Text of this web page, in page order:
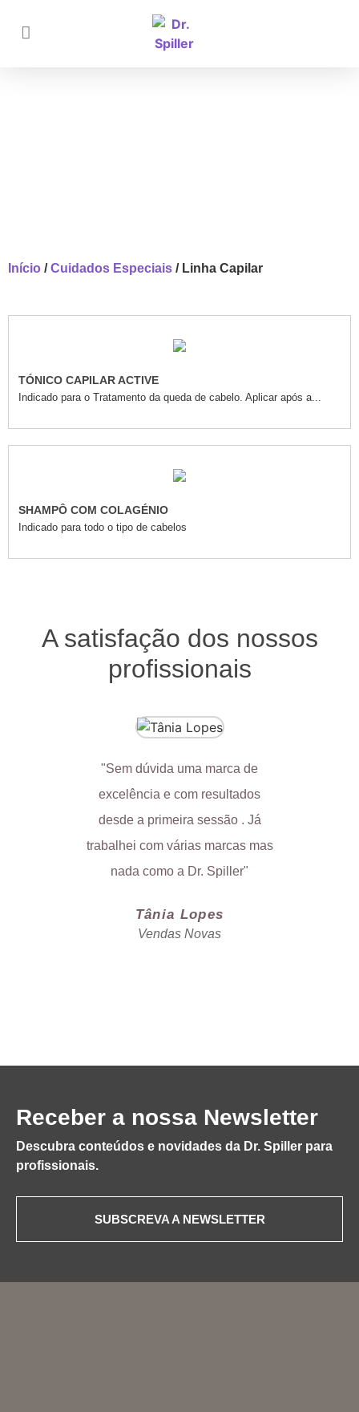
Início /Cuidados Especiais / Linha Capilar
TÓNICO CAPILAR ACTIVE
Indicado para o Tratamento da queda de cabelo. Aplicar após a...
SHAMPÔ COM COLAGÉNIO
Indicado para todo o tipo de cabelos
A satisfação dos nossos
profissionais
"Sem dúvida uma marca de
excelência e com resultados
desde a primeira sessão . Já
trabalhei com várias marcas mas
nada como a Dr. Spiller"
Tânia Lopes
Vendas Novas
Receber a nossa Newsletter
Descubra conteúdos e novidades da Dr. Spiller para
profissionais.
SUBSCREVA A NEWSLETTER